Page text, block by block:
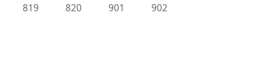
819 820 901 902